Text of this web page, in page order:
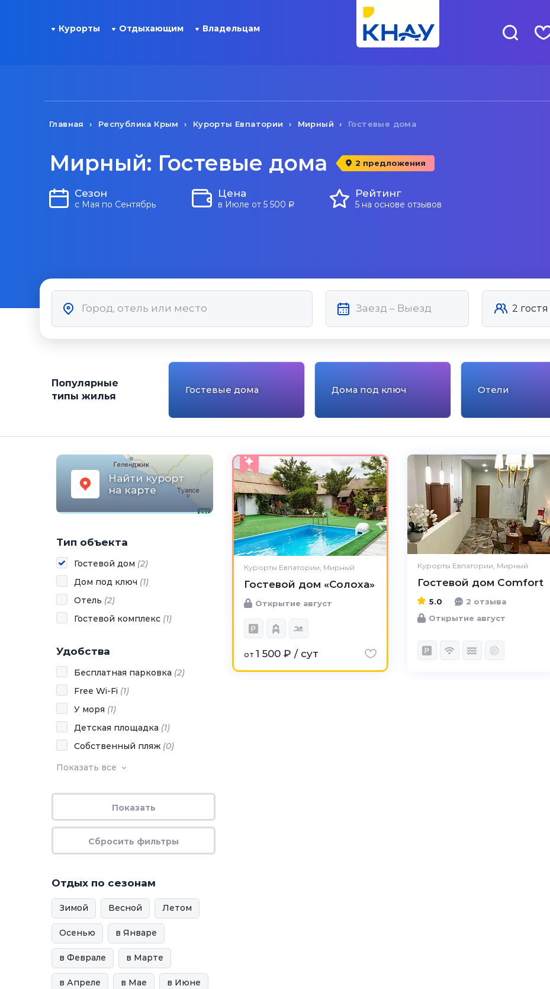
Курорты Отдыхающим Владельцам
Главная Республика Крым Курорты Евпатории Мирный Гостевые дома
Мирный: Гостевые дома 2 предложения
Сезон
с Мая по Сентябрь
Цена
в Июле от 5 500 a
Рейтинг
5 на основе отзывов
Популярные
типы жилья
Гостевые дома Дома под ключ Отели
Найти курорт
на карте
Тип объекта
Гостевой дом (2)
Дом под ключ (1)
Отель (2)
Гостевой комплекс (1)
Удобства
Бесплатная парковка (2)
Free Wi-Fi (1)
У моря (1)
Детская площадка (1)
Собственный пляж (0)
Показать все
Отдых по сезонам
Зимой Весной Летом
Осенью в Январе
в Феврале в Марте
в Апреле в Мае в Июне
Курорты Евпатории, Мирный
Гостевой дом «Солоха»
Открытие август
от 1 500 ₽ / сут
Курорты Евпатории, Мирный
Гостевой дом Comfort
5.0
5.0
2 отзыва
Открытие август